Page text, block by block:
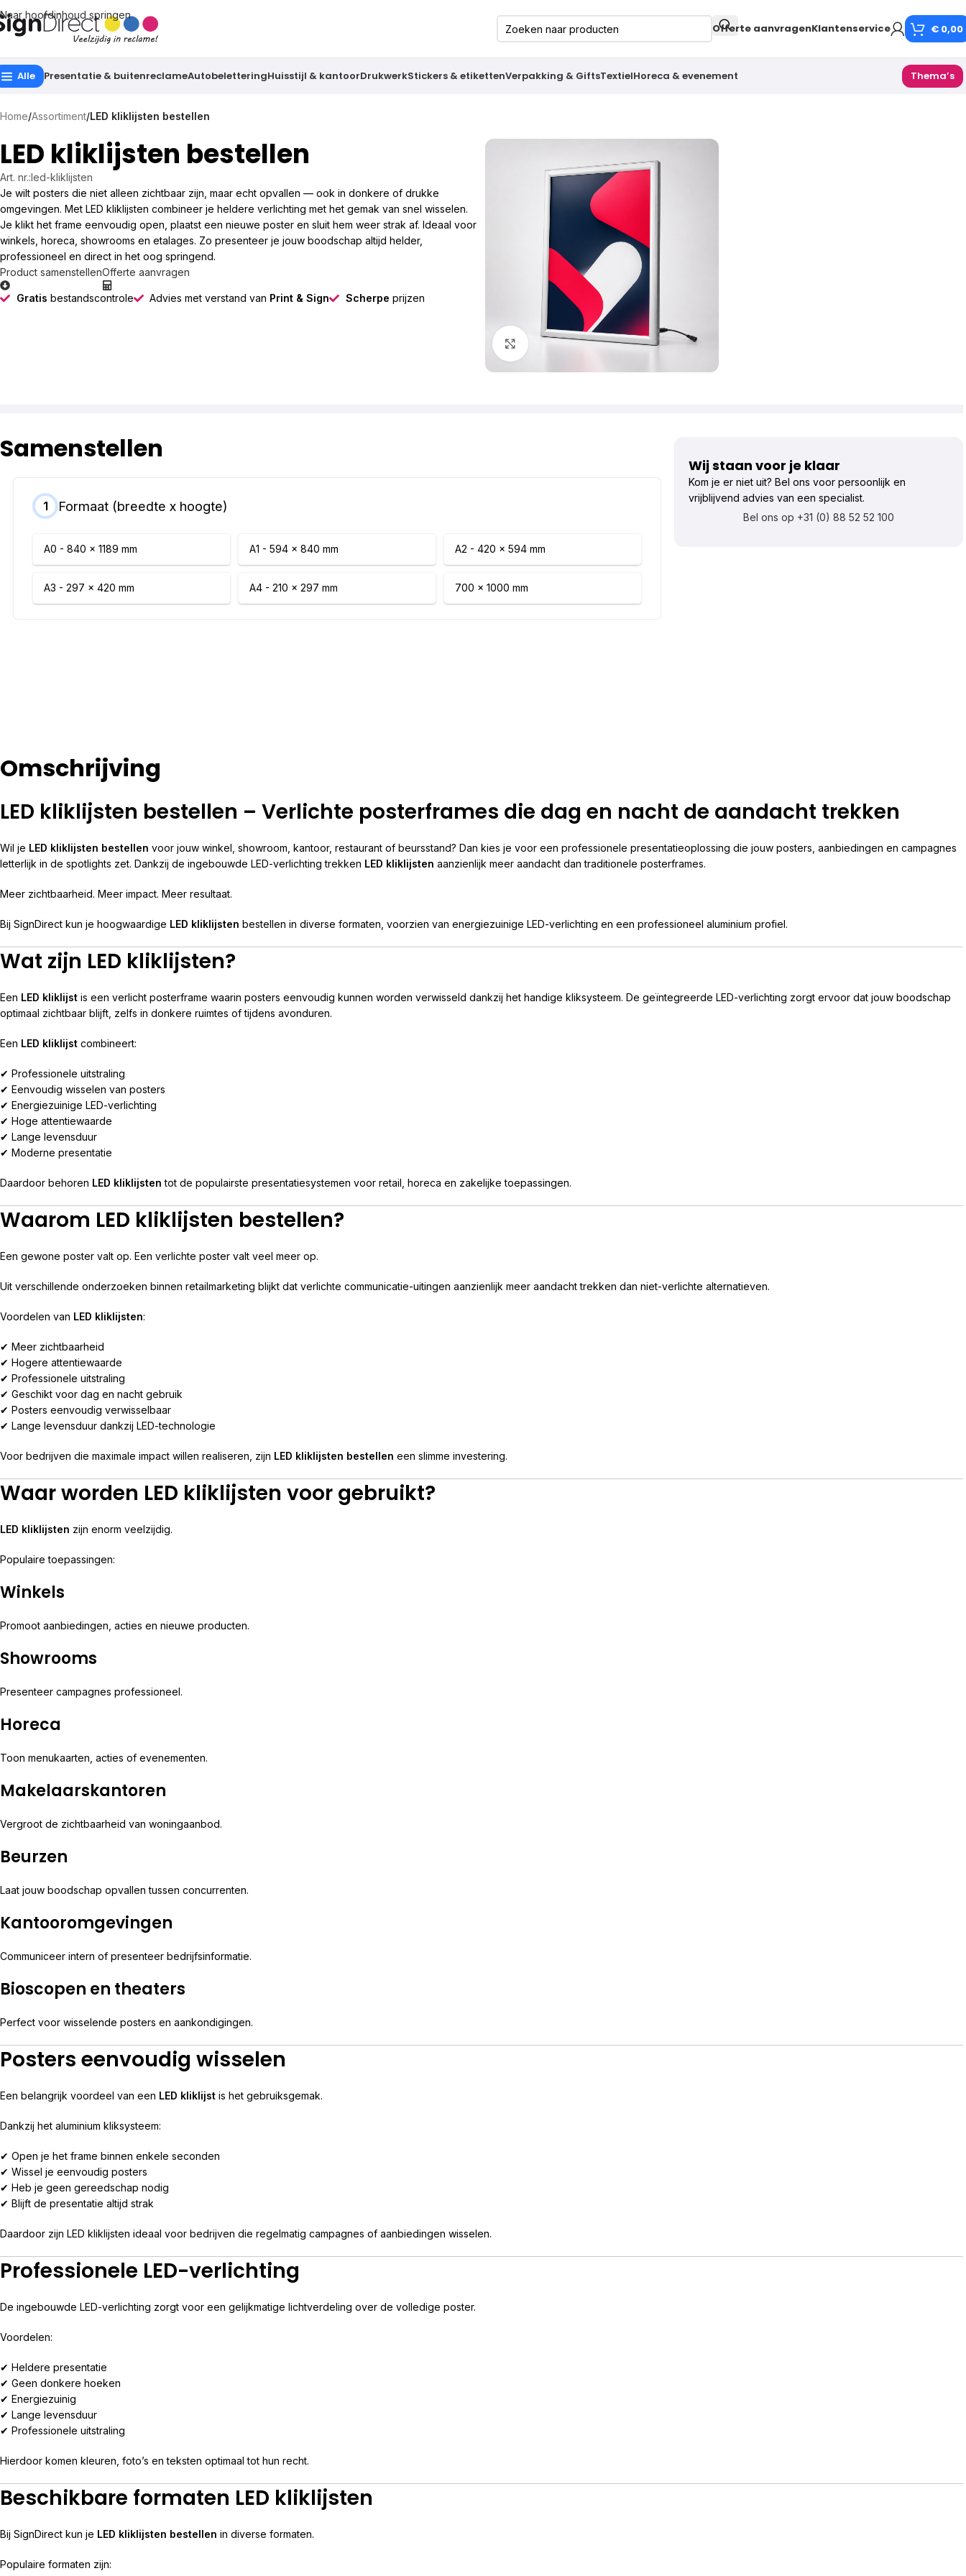
Naar hoofdinhoud springen
Offerte aanvragenKlantenservice € 0,00
Alle Presentatie & buitenreclameAutobeletteringHuisstijl & kantoorDrukwerkStickers & etikettenVerpakking & GiftsTextielHoreca & evenement Thema’s
Home/Assortiment/LED kliklijsten bestellen
LED kliklijsten bestellen
Art. nr.:led-kliklijsten
Je wilt posters die niet alleen zichtbaar zijn, maar echt opvallen — ook in donkere of drukke
omgevingen. Met LED kliklijsten combineer je heldere verlichting met het gemak van snel wisselen.
Je klikt het frame eenvoudig open, plaatst een nieuwe poster en sluit hem weer strak af. Ideaal voor
winkels, horeca, showrooms en etalages. Zo presenteer je jouw boodschap altijd helder,
professioneel en direct in het oog springend.
Product samenstellenOfferte aanvragen
Gratis bestandscontrole Advies met verstand van Print & Sign Scherpe prijzen
Klik om te vergroten
Samenstellen
1 Formaat (breedte x hoogte)
A0 - 840 x 1189 mm A1 - 594 x 840 mm A2 - 420 x 594 mm
A3 - 297 x 420 mm A4 - 210 x 297 mm 700 x 1000 mm
Wij staan voor je klaar
Kom je er niet uit? Bel ons voor persoonlijk en
vrijblijvend advies van een specialist.
Bel ons op +31 (0) 88 52 52 100
Omschrijving
LED kliklijsten bestellen – Verlichte posterframes die dag en nacht de aandacht trekken
Wil je LED kliklijsten bestellen voor jouw winkel, showroom, kantoor, restaurant of beursstand? Dan kies je voor een professionele presentatieoplossing die jouw posters, aanbiedingen en campagnes
letterlijk in de spotlights zet. Dankzij de ingebouwde LED-verlichting trekken LED kliklijsten aanzienlijk meer aandacht dan traditionele posterframes.
Meer zichtbaarheid. Meer impact. Meer resultaat.
Bij SignDirect kun je hoogwaardige LED kliklijsten bestellen in diverse formaten, voorzien van energiezuinige LED-verlichting en een professioneel aluminium profiel.
Wat zijn LED kliklijsten?
Een LED kliklijst is een verlicht posterframe waarin posters eenvoudig kunnen worden verwisseld dankzij het handige kliksysteem. De geïntegreerde LED-verlichting zorgt ervoor dat jouw boodschap
optimaal zichtbaar blijft, zelfs in donkere ruimtes of tijdens avonduren.
Een LED kliklijst combineert:
✔ Professionele uitstraling
✔ Eenvoudig wisselen van posters
✔ Energiezuinige LED-verlichting
✔ Hoge attentiewaarde
✔ Lange levensduur
✔ Moderne presentatie
Daardoor behoren LED kliklijsten tot de populairste presentatiesystemen voor retail, horeca en zakelijke toepassingen.
Waarom LED kliklijsten bestellen?
Een gewone poster valt op. Een verlichte poster valt veel meer op.
Uit verschillende onderzoeken binnen retailmarketing blijkt dat verlichte communicatie-uitingen aanzienlijk meer aandacht trekken dan niet-verlichte alternatieven.
Voordelen van LED kliklijsten:
✔ Meer zichtbaarheid
✔ Hogere attentiewaarde
✔ Professionele uitstraling
✔ Geschikt voor dag en nacht gebruik
✔ Posters eenvoudig verwisselbaar
✔ Lange levensduur dankzij LED-technologie
Voor bedrijven die maximale impact willen realiseren, zijn LED kliklijsten bestellen een slimme investering.
Waar worden LED kliklijsten voor gebruikt?
LED kliklijsten zijn enorm veelzijdig.
Populaire toepassingen:
Winkels
Promoot aanbiedingen, acties en nieuwe producten.
Showrooms
Presenteer campagnes professioneel.
Horeca
Toon menukaarten, acties of evenementen.
Makelaarskantoren
Vergroot de zichtbaarheid van woningaanbod.
Beurzen
Laat jouw boodschap opvallen tussen concurrenten.
Kantooromgevingen
Communiceer intern of presenteer bedrijfsinformatie.
Bioscopen en theaters
Perfect voor wisselende posters en aankondigingen.
Posters eenvoudig wisselen
Een belangrijk voordeel van een LED kliklijst is het gebruiksgemak.
Dankzij het aluminium kliksysteem:
✔ Open je het frame binnen enkele seconden
✔ Wissel je eenvoudig posters
✔ Heb je geen gereedschap nodig
✔ Blijft de presentatie altijd strak
Daardoor zijn LED kliklijsten ideaal voor bedrijven die regelmatig campagnes of aanbiedingen wisselen.
Professionele LED-verlichting
De ingebouwde LED-verlichting zorgt voor een gelijkmatige lichtverdeling over de volledige poster.
Voordelen:
✔ Heldere presentatie
✔ Geen donkere hoeken
✔ Energiezuinig
✔ Lange levensduur
✔ Professionele uitstraling
Hierdoor komen kleuren, foto’s en teksten optimaal tot hun recht.
Beschikbare formaten LED kliklijsten
Bij SignDirect kun je LED kliklijsten bestellen in diverse formaten.
Populaire formaten zijn: